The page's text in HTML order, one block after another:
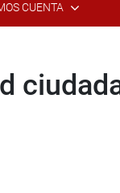
CUENTA